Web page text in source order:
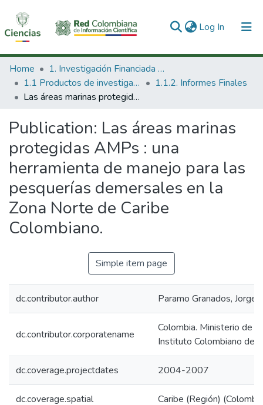
Log In (current)
Communities & Collections
All of DSpace
Home
1. Investigación Financiada con Recursos Públicos
1.1 Productos de investigación
1.1.2. Informes Finales
Las áreas marinas protegidas AMPs : una herramienta de manejo para las pesquerías demersales en la Zona Norte de Caribe Colombiano.
Publication: Las áreas marinas
protegidas AMPs : una
herramienta de manejo para las
pesquerías demersales en la
Zona Norte de Caribe
Colombiano.
Simple item page
dc.contributor.author Paramo Granados, Jorge
dc.contributor.corporatename
Colombia. Ministerio de
Instituto Colombiano de
dc.coverage.projectdates 2004-2007
dc.coverage.spatial Caribe (Región)